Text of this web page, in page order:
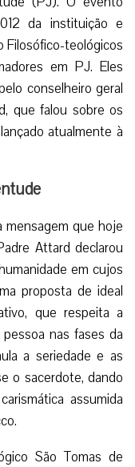
da instituição e
Filosófico-teológicos
em PJ. Eles
conselheiro geral
que falou sobre os
atualmente à
mensagem que hoje
Attard declarou
em cujos
proposta de ideal
que respeita a
nas fases da
a seriedade e as
o sacerdote, dando
assumida
São Tomas de